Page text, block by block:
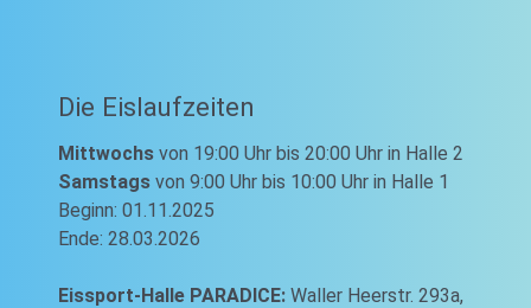
Die Eislaufzeiten
Mittwochs von 19:00 Uhr bis 20:00 Uhr in Halle 2
Samstags von 9:00 Uhr bis 10:00 Uhr in Halle 1
Beginn: 01.11.2025
Ende: 28.03.2026
Eissport-Halle PARADICE: Waller Heerstr. 293a,